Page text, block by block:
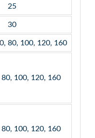
25
30
80, 100, 120, 160
100, 120, 160
100, 120, 160